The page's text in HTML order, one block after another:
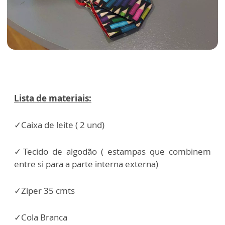
Lista de materiais:
✓Caixa de leite ( 2 und)
✓Tecido de algodão ( estampas que combinem
entre si para a parte interna externa)
✓Ziper 35 cmts
✓Cola Branca